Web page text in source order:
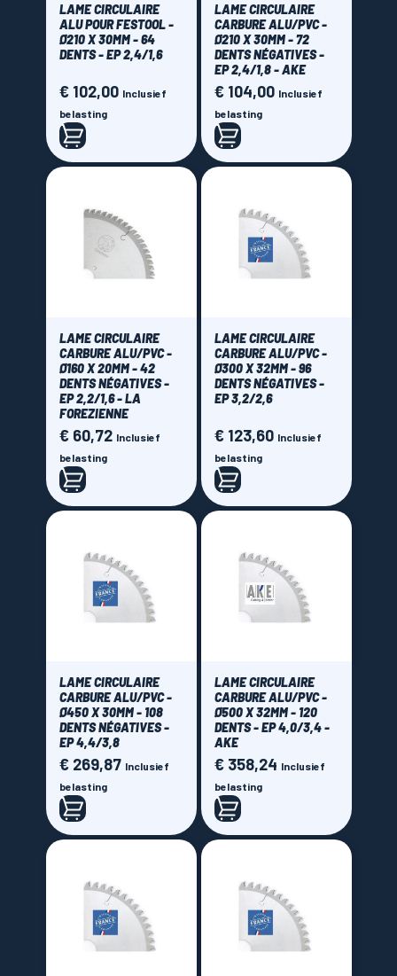
LAME CIRCULAIRE
ALU POUR FESTOOL -
Ø210 X 30MM - 64
DENTS - EP 2,4/1,6
Prijs
€ 102,00 Inclusief
belasting
LAME CIRCULAIRE
CARBURE ALU/PVC -
Ø210 X 30MM - 72
DENTS NÉGATIVES -
EP 2,4/1,8 - AKE
Prijs
€ 104,00 Inclusief
belasting
LAME CIRCULAIRE
CARBURE ALU/PVC -
Ø160 X 20MM - 42
DENTS NÉGATIVES -
EP 2,2/1,6 - LA
FOREZIENNE
Prijs
€ 60,72 Inclusief
belasting
LAME CIRCULAIRE
CARBURE ALU/PVC -
Ø300 X 32MM - 96
DENTS NÉGATIVES -
EP 3,2/2,6
Prijs
€ 123,60 Inclusief
belasting
LAME CIRCULAIRE
CARBURE ALU/PVC -
Ø450 X 30MM - 108
DENTS NÉGATIVES -
EP 4,4/3,8
Prijs
€ 269,87 Inclusief
belasting
LAME CIRCULAIRE
CARBURE ALU/PVC -
Ø500 X 32MM - 120
DENTS - EP 4,0/3,4 -
AKE
Prijs
€ 358,24 Inclusief
belasting